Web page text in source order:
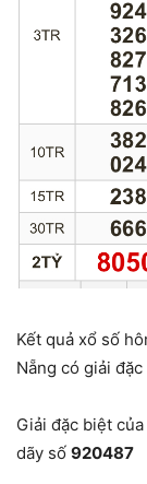
Kết quả xổ số
Nẵng có giải
Giải đặc biệt
dãy số 920487